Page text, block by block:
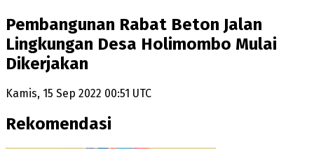
Pembangunan Rabat Beton Jalan
Lingkungan Desa Holimombo Mulai
Dikerjakan
Kamis, 15 Sep 2022 00:51 UTC
Rekomendasi